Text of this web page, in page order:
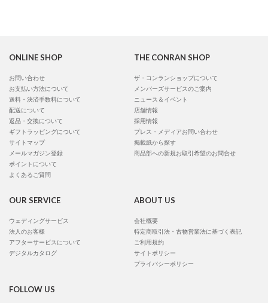
ONLINE SHOP
お問い合わせ
お支払い方法について
送料・決済手数料について
配送について
返品・交換について
ギフトラッピングについて
サイトマップ
メールマガジン登録
ポイントについて
よくあるご質問
THE CONRAN SHOP
ザ・コンランショップについて
メンバーズサービスのご案内
ニュース＆イベント
店舗情報
採用情報
プレス・メディアお問い合わせ
掲載紙から探す
商品部への新規お取引希望のお問合せ
OUR SERVICE
ウェディングサービス
法人のお客様
アフターサービスについて
デジタルカタログ
ABOUT US
会社概要
特定商取引法・古物営業法に基づく表記
ご利用規約
サイトポリシー
プライバシーポリシー
FOLLOW US